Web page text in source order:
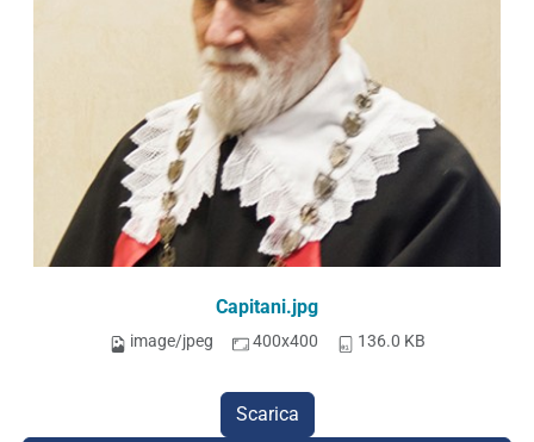
Capitani.jpg
image/jpeg 400x400 136.0 KB
Scarica